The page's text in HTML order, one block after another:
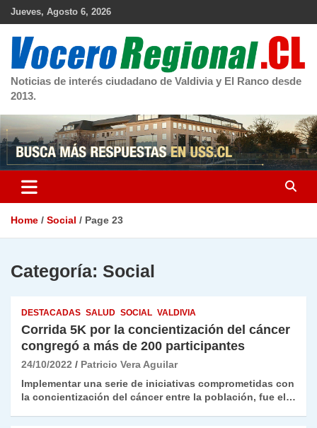
Skip
Jueves, Agosto 6, 2026
Noticias de interés ciudadano de Valdivia y El Ranco desde
2013.
Home Social Page 23
Categoría: Social
DESTACADAS SALUD SOCIAL VALDIVIA
Corrida 5K por la concientización del cáncer
congregó a más de 200 participantes
24/10/2022
Patricio Vera Aguilar
Implementar una serie de iniciativas comprometidas con
la concientización del cáncer entre la población, fue el…